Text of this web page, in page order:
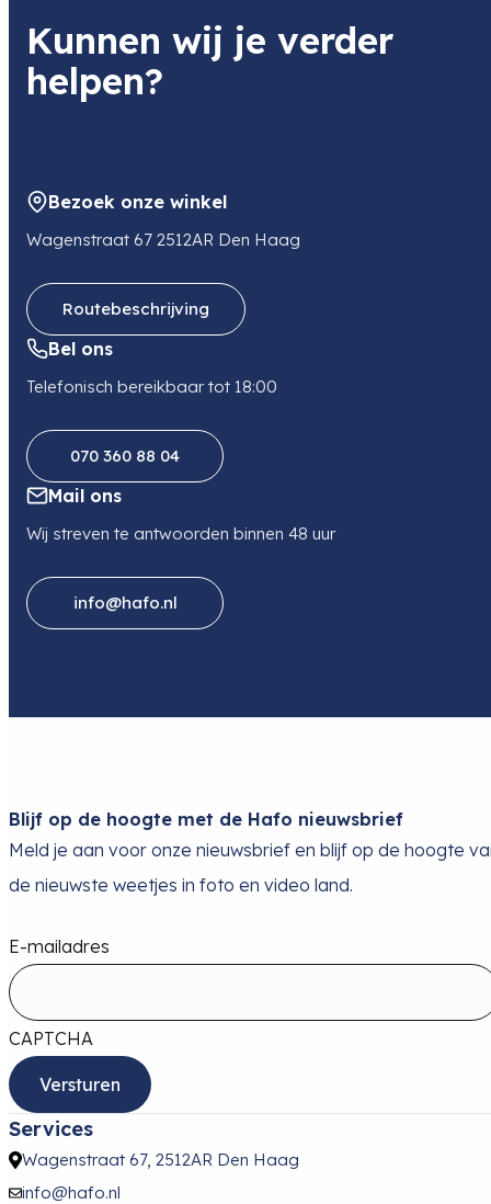
Kunnen wij je verder
helpen?
Bezoek onze winkel
Wagenstraat 67 2512AR Den Haag
Routebeschrijving
Bel ons
Telefonisch bereikbaar tot 18:00
070 360 88 04
Mail ons
Wij streven te antwoorden binnen 48 uur
info@hafo.nl
Blijf op de hoogte met de Hafo nieuwsbrief
Meld je aan voor onze nieuwsbrief en blijf op de hoogte
de nieuwste weetjes in foto en video land.
E-mailadres
CAPTCHA
Services
Wagenstraat 67, 2512AR Den Haag
info@hafo.nl